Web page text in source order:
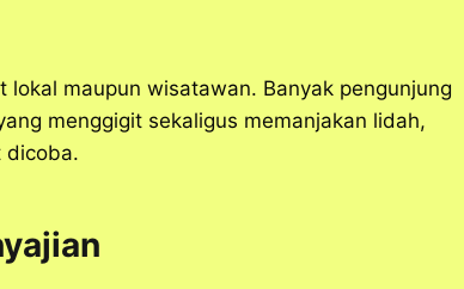
maupun wisatawan. Banyak pengunjung
menggigit sekaligus memanjakan lidah,
dicoba.